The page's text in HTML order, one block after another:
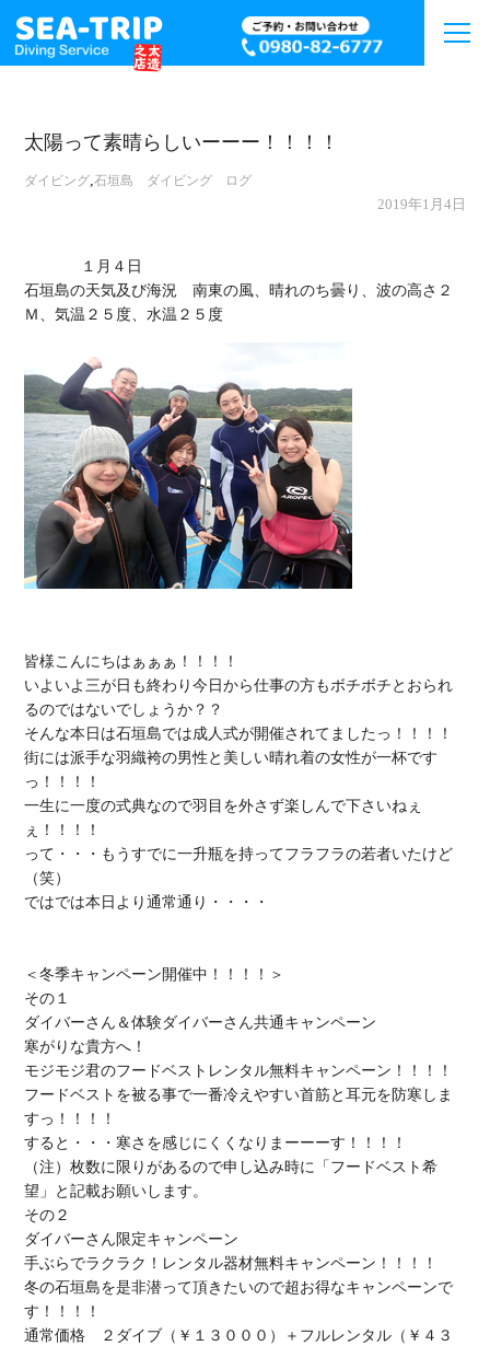
太陽って素晴らしいーーー！！！！
ダイビング,石垣島 ダイビング ログ
2019年1月4日
石垣島の天気及び海況　南東の風、晴れのち曇り、波の高さ２
皆様こんにちはぁぁぁ！！！！
いよいよ三が日も終わり今日から仕事の方もボチボチとおられ
るのではないでしょうか？？
そんな本日は石垣島では成人式が開催されてましたっ！！！！
街には派手な羽織袴の男性と美しい晴れ着の女性が一杯です
っ！！！！
一生に一度の式典なので羽目を外さず楽しんで下さいねぇ
ぇ！！！！
って・・・もうすでに一升瓶を持ってフラフラの若者いたけど
（笑）
ではでは本日より通常通り・・・・
＜冬季キャンペーン開催中！！！！ ＞
ダイバーさん＆体験ダイバーさん共通 キャンペーン
寒がりな貴方へ！
モジモジ君のフードベストレンタル無料キャンペーン ！！！！
フードベストを被る事で一番冷えやすい首筋と耳元を防寒しま
すっ！！！！
すると・・・寒さを感じにくくなりまーーーす！！！！
（注）枚数に限りがあるので申し込み時に「 フードベスト希
望 」と記載お願いします。
ダイバーさん限定キャンペーン
手ぶらでラクラク！ レンタル器材無料キャンペーン ！！！！
冬の石垣島を是非潜って頂きたいので超お得なキャンペーンで
す！！！！
通常価格　２ダイブ（￥１３０００）＋フルレンタル（￥４３